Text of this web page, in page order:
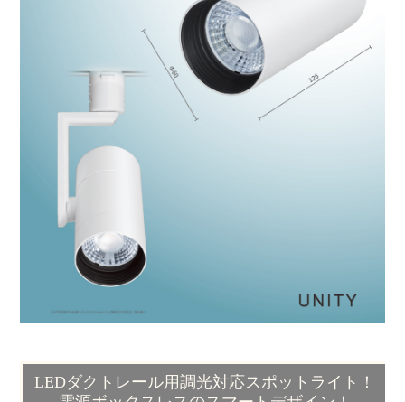
LEDダクトレール用調光対応スポットライト！